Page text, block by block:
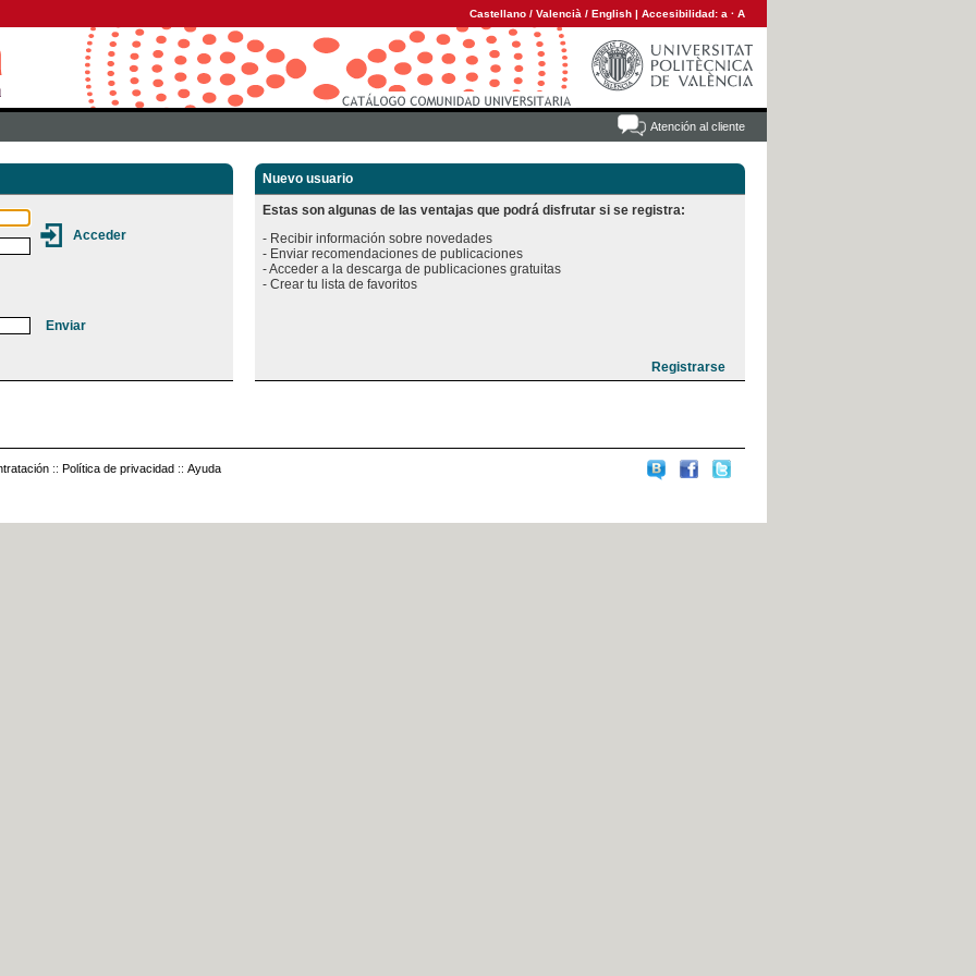
Castellano / Valencià / English | Accesibilidad: a · A
Atención al cliente
Nuevo usuario
Estas son algunas de las ventajas que podrá disfrutar si se registra:
- Recibir información sobre novedades
- Enviar recomendaciones de publicaciones
- Acceder a la descarga de publicaciones gratuitas
:: Política de privacidad :: Ayuda